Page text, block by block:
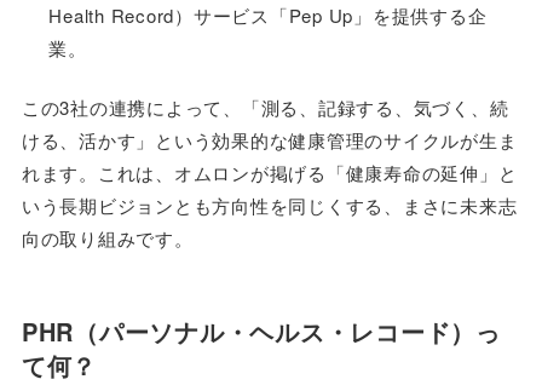
Health Record）サービス「Pep Up」を提供する企
業。
この3社の連携によって、「測る、記録する、気づく、続
ける、活かす」という効果的な健康管理のサイクルが生ま
れます。これは、オムロンが掲げる「健康寿命の延伸」と
いう長期ビジョンとも方向性を同じくする、まさに未来志
向の取り組みです。
PHR（パーソナル・ヘルス・レコード）っ
て何？